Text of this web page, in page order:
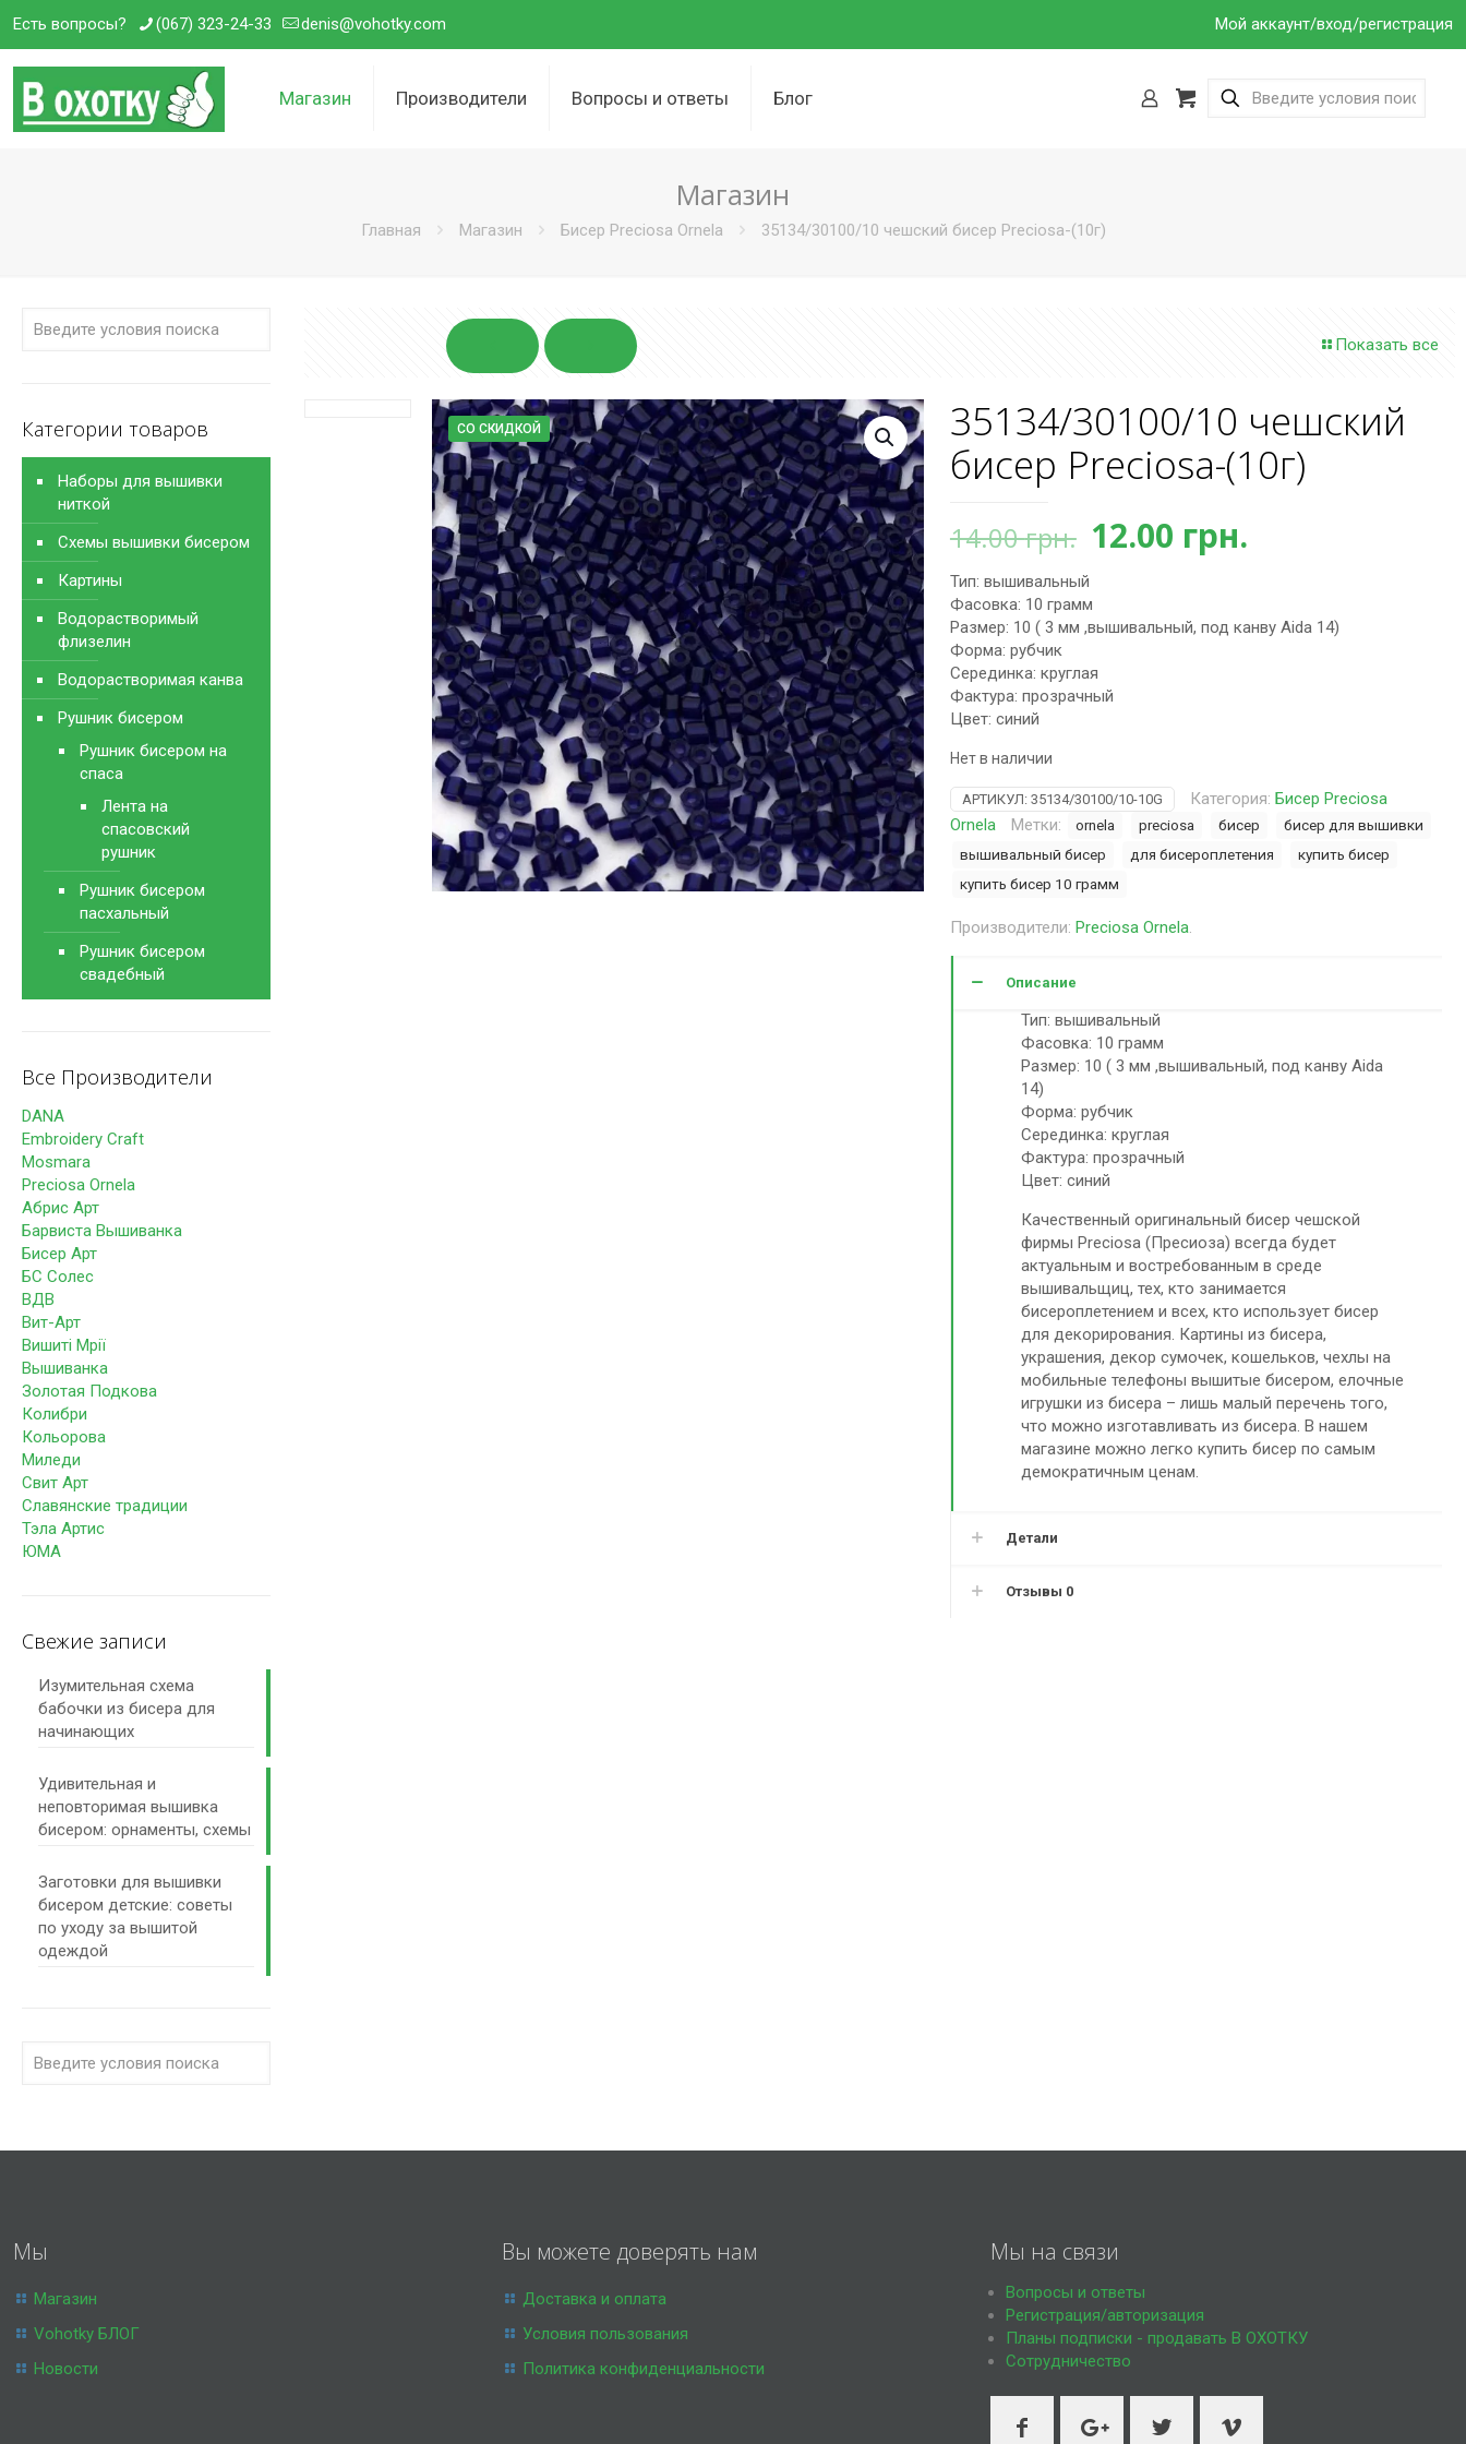
Есть вопросы? (067) 323-24-33 denis@vohotky.com Мой аккаунт/вход/регистрация
Магазин Производители Вопросы и ответы Блог
Магазин
Главная Магазин Бисер Preciosa Ornela 35134/30100/10 чешский бисер Preciosa-(10г)
Показать все
СО СКИДКОЙ
35134/30100/10 чешский
бисер Preciosa-(10г)
14.00грн. Первоначальная
составляла
14.00 грн..
12.00 грн.Текущая
Тип: вышивальный
Фасовка: 10 грамм
Размер: 10 ( 3 мм ,вышивальный, под канву Aida 14)
Форма: рубчик
Серединка: круглая
Фактура: прозрачный
Цвет: синий
Нет в наличии
АРТИКУЛ: 35134/30100/10-10G Категория: Бисер Preciosa
Ornela
Метки: ornela preciosa бисер
бисер для вышивки
вышивальный бисер
для бисероплетения
купить бисер
купить бисер 10 грамм
Производители: Preciosa Ornela.
Описание
Тип: вышивальный
Фасовка: 10 грамм
Размер: 10 ( 3 мм ,вышивальный, под канву Aida
14)
Форма: рубчик
Серединка: круглая
Фактура: прозрачный
Цвет: синий
Качественный оригинальный бисер чешской
фирмы Preciosa (Пресиоза) всегда будет
актуальным и востребованным в среде
вышивальщиц, тех, кто занимается
бисероплетением и всех, кто использует бисер
для декорирования. Картины из бисера,
украшения, декор сумочек, кошельков, чехлы на
мобильные телефоны вышитые бисером, елочные
игрушки из бисера – лишь малый перечень того,
что можно изготавливать из бисера. В нашем
магазине можно легко купить бисер по самым
демократичным ценам.
Детали
Отзывы 0
Категории товаров
Наборы для вышивки
ниткой
Схемы вышивки бисером
Картины
Водорастворимый
флизелин
Водорастворимая канва
Рушник бисером
Рушник бисером на
спаса
Лента на
спасовский
рушник
Рушник бисером
пасхальный
Рушник бисером
свадебный
Все Производители
DANA
Embroidery Craft
Mosmara
Preciosa Ornela
Абрис Арт
Барвиста Вышиванка
Бисер Арт
БС Солес
ВДВ
Вит-Арт
Вишиті Мрії
Вышиванка
Золотая Подкова
Колибри
Кольорова
Миледи
Свит Арт
Славянские традиции
Тэла Артис
ЮМА
Свежие записи
Изумительная схема
бабочки из бисера для
начинающих
Удивительная и
неповторимая вышивка
бисером: орнаменты, схемы
Заготовки для вышивки
бисером детские: советы
по уходу за вышитой
одеждой
Мы
Магазин
Vohotky БЛОГ
Новости
Вы можете доверять нам
Доставка и оплата
Условия пользования
Политика конфиденциальности
Мы на связи
Вопросы и ответы
Регистрация/авторизация
Планы подписки - продавать В ОХОТКУ
Сотрудничество